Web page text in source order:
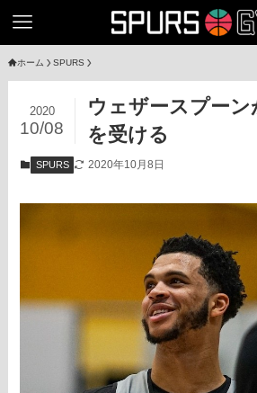
ホーム SPURS
ウェザースプーン
を受ける
2020
10/08
SPURS 2020年10月8日